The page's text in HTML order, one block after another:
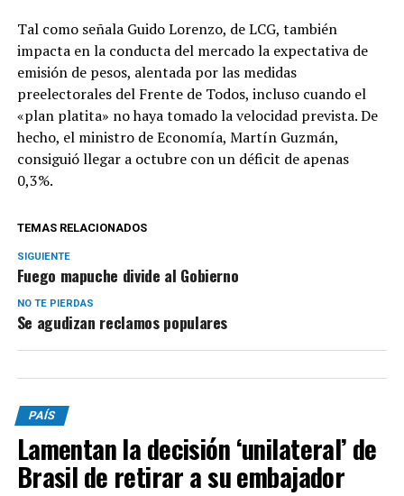
Tal como señala Guido Lorenzo, de LCG, también
impacta en la conducta del mercado la expectativa de
emisión de pesos, alentada por las medidas
preelectorales del Frente de Todos, incluso cuando el
«plan platita» no haya tomado la velocidad prevista. De
hecho, el ministro de Economía, Martín Guzmán,
consiguió llegar a octubre con un déficit de apenas
0,3%.
TEMAS RELACIONADOS
SIGUIENTE
Fuego mapuche divide al Gobierno
NO TE PIERDAS
Se agudizan reclamos populares
PAÍS
Lamentan la decisión ‘unilateral’ de
Brasil de retirar a su embajador